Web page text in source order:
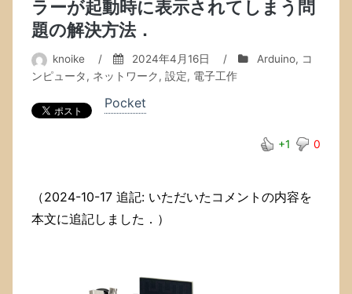
い
る
SSD
換
装
し，
C:
る
業
ラーが起動時に表示されてしまう問
題の解決方法．
knoike / 2024年4月16日 / Arduino, コ
ンピュータ, ネットワーク, 設定, 電子工作
Pocket
+1 0
（2024-10-17 追記: いただいたコメントの内容を
本文に追記しました．）